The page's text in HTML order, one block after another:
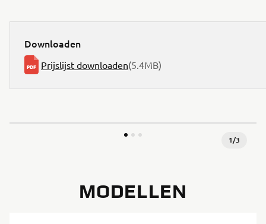
Downloaden
Prijslijst downloaden(5.4MB)
1/3
MODELLEN